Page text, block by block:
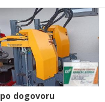
po dogovoru